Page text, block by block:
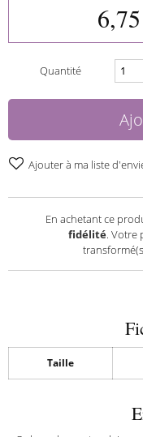
Quantité
Ajouter à ma liste
En achetant ce
fidélité. Votre
Taille